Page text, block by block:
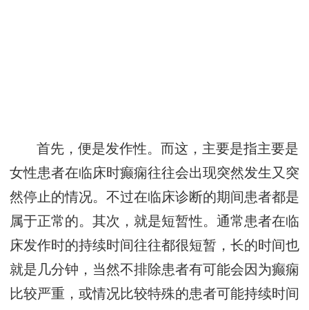
首先，便是发作性。而这，主要是指主要是
女性患者在临床时癫痫往往会出现突然发生又突
然停止的情况。不过在临床诊断的期间患者都是
属于正常的。其次，就是短暂性。通常患者在临
床发作时的持续时间往往都很短暂，长的时间也
就是几分钟，当然不排除患者有可能会因为癫痫
比较严重，或情况比较特殊的患者可能持续时间